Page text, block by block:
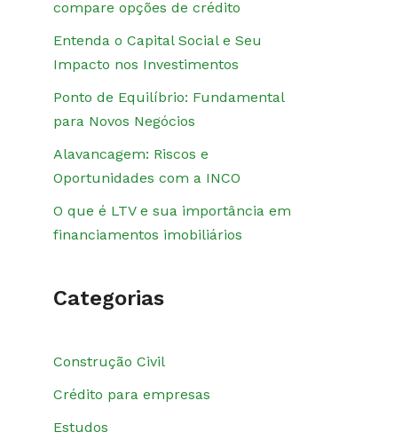
compare opções de crédito
Entenda o Capital Social e Seu
Impacto nos Investimentos
Ponto de Equilíbrio: Fundamental
para Novos Negócios
Alavancagem: Riscos e
Oportunidades com a INCO
O que é LTV e sua importância em
financiamentos imobiliários
Categorias
Construção Civil
Crédito para empresas
Estudos